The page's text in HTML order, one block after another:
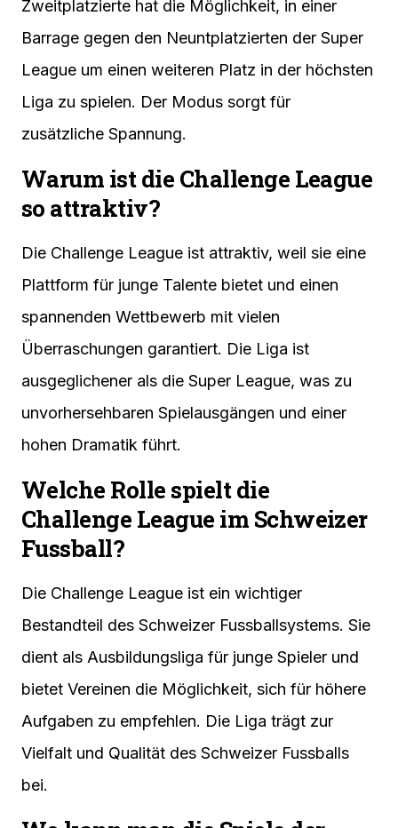
Zweitplatzierte hat die Möglichkeit, in einer
Barrage gegen den Neuntplatzierten der Super
League um einen weiteren Platz in der höchsten
Liga zu spielen. Der Modus sorgt für
zusätzliche Spannung.
Warum ist die Challenge League
so attraktiv?
Die Challenge League ist attraktiv, weil sie eine
Plattform für junge Talente bietet und einen
spannenden Wettbewerb mit vielen
Überraschungen garantiert. Die Liga ist
ausgeglichener als die Super League, was zu
unvorhersehbaren Spielausgängen und einer
hohen Dramatik führt.
Welche Rolle spielt die
Challenge League im Schweizer
Fussball?
Die Challenge League ist ein wichtiger
Bestandteil des Schweizer Fussballsystems. Sie
dient als Ausbildungsliga für junge Spieler und
bietet Vereinen die Möglichkeit, sich für höhere
Aufgaben zu empfehlen. Die Liga trägt zur
Vielfalt und Qualität des Schweizer Fussballs
bei.